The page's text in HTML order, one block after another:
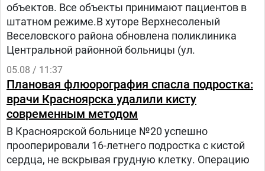
объектов. Все объекты принимают пациентов в
штатном режиме.В хуторе Верхнесоленый
Веселовского района обновлена поликлиника
Центральной районной больницы (ул.
05.08 / 11:37
Плановая флюорография спасла подростка:
врачи Красноярска удалили кисту
современным методом
В Красноярской больнице №20 успешно
прооперировали 16-летнего подростка с кистой
сердца, не вскрывая грудную клетку. Операцию